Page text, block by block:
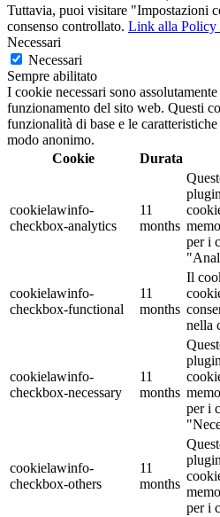
Tuttavia, puoi visitare "Impostazioni
consenso controllato. Link alla Policy
Necessari
Necessari
Sempre abilitato
I cookie necessari sono
funzionamento del sito web. Questi
funzionalità di base e le
modo anonimo.
Cookie
Durata
cookielawinfo-
checkbox-analytics
11
months
per i
cookielawinfo-
checkbox-functional
11
months
Il
nella
cookielawinfo-
checkbox-necessary
11
months
per i
cookielawinfo-
checkbox-others
11
months
per i